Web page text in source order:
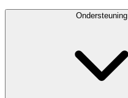
Ondersteuning